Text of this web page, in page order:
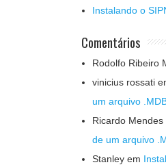
Instalando o
Comentários
Rodolfo Ribeiro
vinicius rossati
um arquivo
Ricardo Mendes
de um arquivo
Stanley em